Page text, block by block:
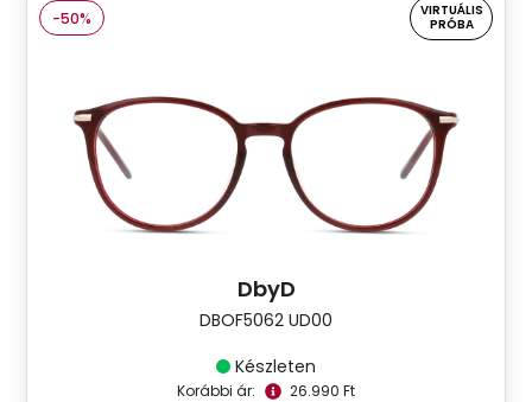
-50%
VIRTUÁLIS
PRÓBA
DbyD
DBOF5062 UD00
Készleten
Korábbi ár: 26.990 Ft